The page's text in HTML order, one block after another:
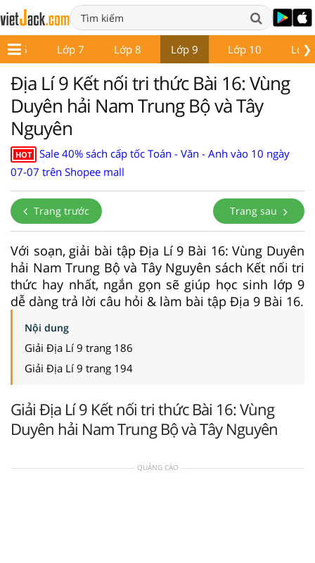
❯
Lớp 6 Lớp 7 Lớp 8 Lớp 9 Lớp 10 Lớp
Địa Lí 9 Kết nối tri thức Bài 16: Vùng
Duyên hải Nam Trung Bộ và Tây
Nguyên
HOT
Sale 40% sách cấp tốc Toán - Văn - Anh vào 10 ngày
07-07 trên Shopee mall
Trang trước Trang sau
Với soạn, giải bài tập Địa Lí 9 Bài 16: Vùng Duyên
hải Nam Trung Bộ và Tây Nguyên sách Kết nối tri
thức hay nhất, ngắn gọn sẽ giúp học sinh lớp 9
dễ dàng trả lời câu hỏi & làm bài tập Địa 9 Bài 16.
Nội dung
Giải Địa Lí 9 trang 186
Giải Địa Lí 9 trang 194
Giải Địa Lí 9 Kết nối tri thức Bài 16: Vùng
Duyên hải Nam Trung Bộ và Tây Nguyên
QUẢNG CÁO